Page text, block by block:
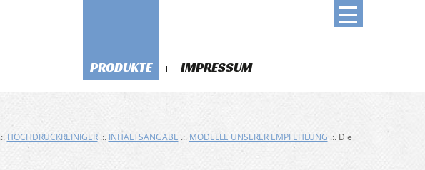
PRODUKTE IMPRESSUM
.:. HOCHDRUCKREINIGER.:. INHALTSANGABE .:. MODELLE UNSERER EMPFEHLUNG .:. Die